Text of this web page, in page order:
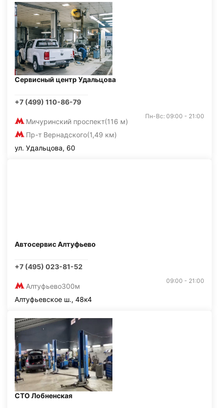
Сервисный центр Удальцова
+7 (499) 110-86-79
Мичуринский проспект(116 м)
Пр-т Вернадского(1,49 км)
Пн-Вс: 09:00 - 21:00
ул. Удальцова, 60
Автосервис Алтуфьево
+7 (495) 023-81-52
Алтуфьево300м
09:00 - 21:00
Алтуфьевское ш., 48к4
СТО Лобненская